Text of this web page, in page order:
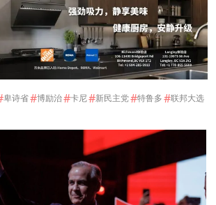
卑诗省#博励治#卡尼#新民主党#特鲁多#联邦大选